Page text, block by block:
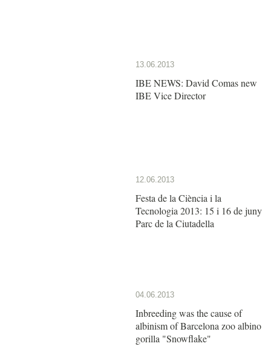
13.06.2013
IBE NEWS: David Comas new
IBE Vice Director
12.06.2013
Festa de la Ciència i la
Tecnologia 2013: 15 i 16 de juny
Parc de la Ciutadella
04.06.2013
Inbreeding was the cause of
albinism of Barcelona zoo albino
gorilla "Snowflake"